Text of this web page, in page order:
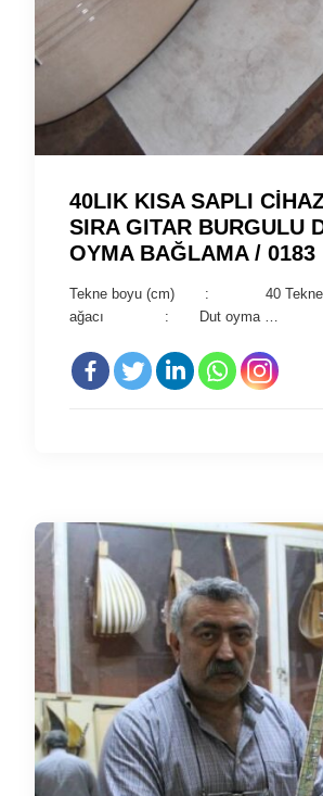
40LIK KISA SAPLI
SIRA GITAR BURGULU
OYMA BAĞLAMA / 0183
Tekne boyu (cm) : 40 Tekne
ağacı : Dut oyma …